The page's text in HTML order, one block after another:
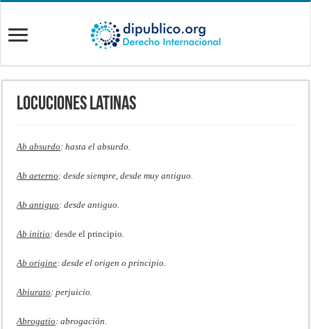
Locuciones Latinas
Ab absurdo : hasta el absurdo.
Ab aeterno : desde siempre, desde muy antiguo.
Ab antiguo : desde antiguo.
Ab initio :desde el principio.
Ab origine: desde el origen o principio.
Abiurato : perjuicio.
Abrogatio : abrogación.